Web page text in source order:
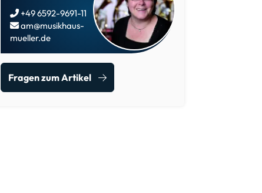
+49 6592-9691-11
am@musikhaus-
mueller.de
Fragen zum Artikel